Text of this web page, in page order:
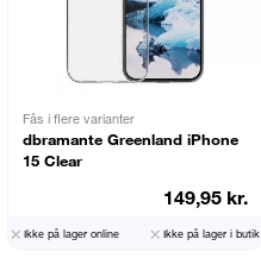
Fås i flere varianter
dbramante Greenland iPhone
15 Clear
149,95 kr.
Ikke på lager online Ikke på lager i butik